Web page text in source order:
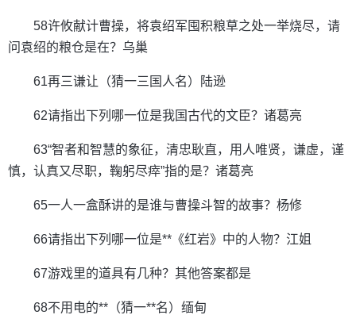
58许攸献计曹操，将袁绍军囤积粮草之处一举烧尽，请
问袁绍的粮仓是在？乌巢
61再三谦让（猜一三国人名）陆逊
62请指出下列哪一位是我国古代的文臣？诸葛亮
63“智者和智慧的象征，清忠耿直，用人唯贤，谦虚，谨
慎，认真又尽职，鞠躬尽瘁”指的是？诸葛亮
65一人一盒酥讲的是谁与曹操斗智的故事？杨修
66请指出下列哪一位是**《红岩》中的人物？江姐
67游戏里的道具有几种？其他答案都是
68不用电的**（猜一**名）缅甸